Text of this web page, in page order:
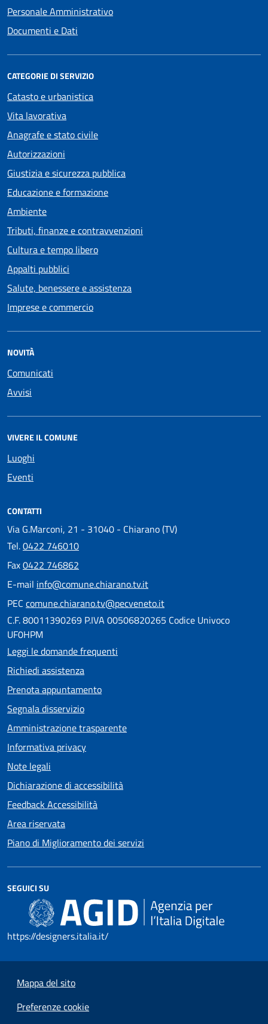
Personale Amministrativo
Documenti e Dati
CATEGORIE DI SERVIZIO
Catasto e urbanistica
Vita lavorativa
Anagrafe e stato civile
Autorizzazioni
Giustizia e sicurezza pubblica
Educazione e formazione
Ambiente
Tributi, finanze e contravvenzioni
Cultura e tempo libero
Appalti pubblici
Salute, benessere e assistenza
Imprese e commercio
NOVITÀ
Comunicati
Avvisi
VIVERE IL COMUNE
Luoghi
Eventi
CONTATTI
Via G.Marconi, 21 - 31040 - Chiarano (TV)
Tel.0422 746010
Fax0422 746862
E-mail info@comune.chiarano.tv.it
PEC comune.chiarano.tv@pecveneto.it
C.F. 80011390269 P.IVA 00506820265 Codice Univoco
UF0HPM
Leggi le domande frequenti
Richiedi assistenza
Prenota appuntamento
Segnala disservizio
Amministrazione trasparente
Informativa privacy
Note legali
Dichiarazione di accessibilità
Feedback Accessibilità
Area riservata
Piano di Miglioramento dei servizi
SEGUICI SU
https://designers.italia.it/
Mappa del sito
Preferenze cookie